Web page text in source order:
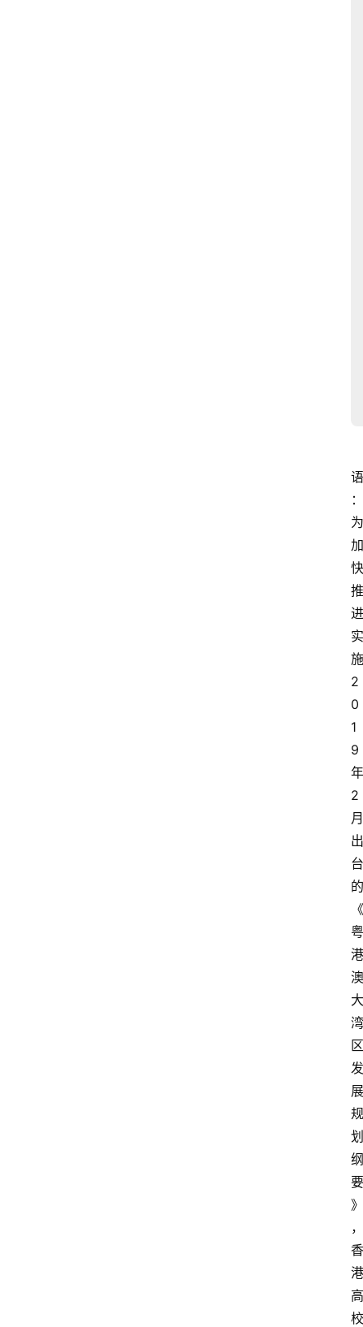
语
：
为
加
快
推
进
实
施
2
0
1
9
年
2
月
出
台
的
《
粤
港
澳
大
湾
区
发
展
规
划
纲
要
》
，
香
港
高
校